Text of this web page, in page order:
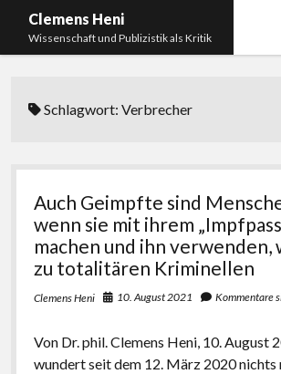
Clemens Heni
Wissenschaft und Publizistik als Kritik
Kontakt
öffnen
Politik?
2023: Pandemic Turn –
und Corona
2021: Die unheilbar Gesunden. Ein
Apartheid
Edition Critic
BICSA
Schlagwort:Verbrecher
Auch Geimpfte sind
wenn sie mit ihrem
machen und ihn verwenden,
zu totalitären Kriminellen
Clemens Heni 10. August 2021 Kommentare
Von Dr. phil. Clemens Heni, 10. August
wundert seit dem 12. März 2020 nichts